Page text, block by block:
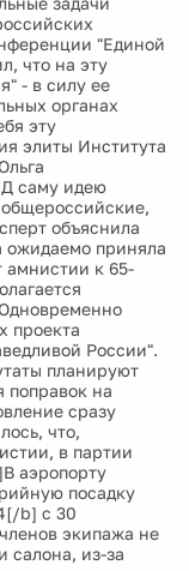
"Единой
что на эту
- в силу ее
органах
эту
элиты Института
саму идею
объяснила
ожидаемо приняла
амнистии к 65-
проекта
России".
планируют
поправок на
сразу
что,
в партии
аэропорту
посадку
b] с 30
экипажа не
салона, из-за